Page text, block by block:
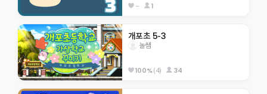
-- 1
개포초 5-3
놀쌤
100%(4) 34